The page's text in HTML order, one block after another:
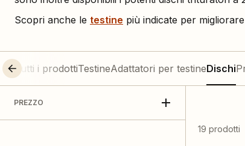
Scopri anche le testine più indicate per
Tutti i prodottiTestineAdattatori per testineDischi
PREZZO
19 prodotti